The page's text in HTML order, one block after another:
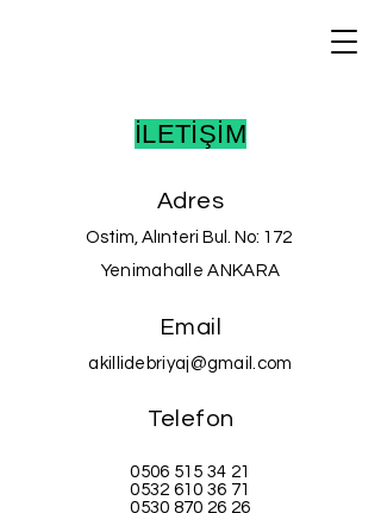
İLETİŞİM
Adres
Ostim, Alınteri Bul. No: 172
Yenimahalle ANKARA
Email
akillidebriyaj@gmail.com
Telefon
0506 515 34 21
0532 610 36 71
0530 870 26 26